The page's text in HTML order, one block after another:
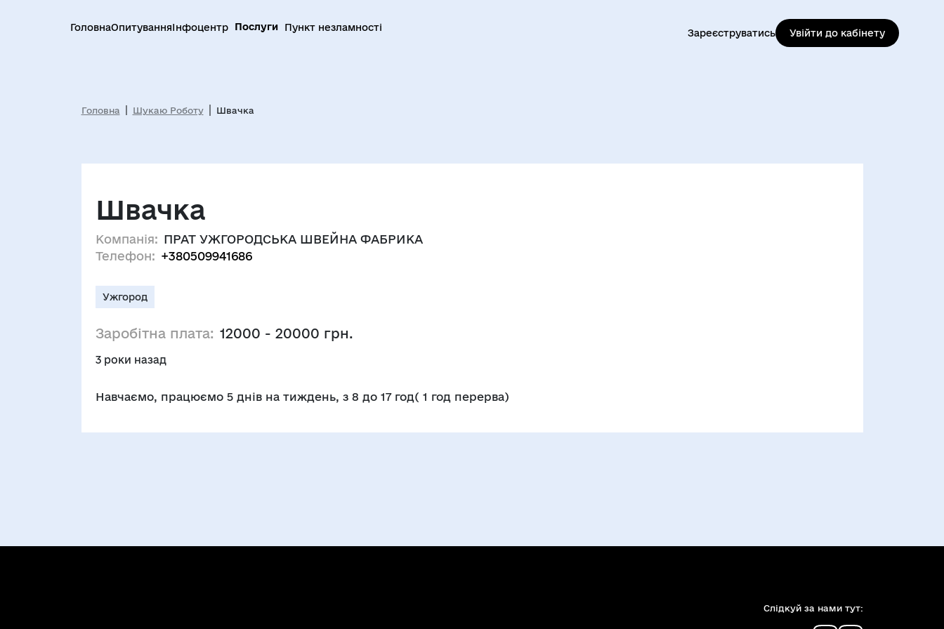
ГоловнаОпитуванняІнфоцентр Послуги Пункт незламності Зареєструватись Увійти до кабінету
Головна Шукаю Роботу Швачка
Швачка
Компанія: ПРАТ УЖГОРОДСЬКА ШВЕЙНА ФАБРИКА
Телефон: +380509941686
Ужгород
Заробітна плата: 12000 - 20000 грн.
3 роки назад
Навчаємо, працюємо 5 днів на тиждень, з 8 до 17 год( 1 год перерва)
Слiдкуй за нами тут: